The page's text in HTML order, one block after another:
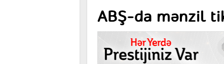
ABŞ-da mənzil